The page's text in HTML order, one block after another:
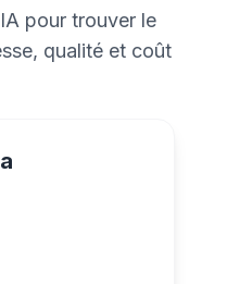
pour trouver le
qualité et coût